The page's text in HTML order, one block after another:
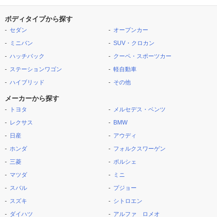
ボディタイプから探す
セダン
ミニバン
ハッチバック
ステーションワゴン
ハイブリッド
オープンカー
SUV・クロカン
クーペ・スポーツカー
軽自動車
その他
メーカーから探す
トヨタ
レクサス
日産
ホンダ
三菱
マツダ
スバル
スズキ
ダイハツ
メルセデス・ベンツ
BMW
アウディ
フォルクスワーゲン
ポルシェ
ミニ
プジョー
シトロエン
アルファ ロメオ